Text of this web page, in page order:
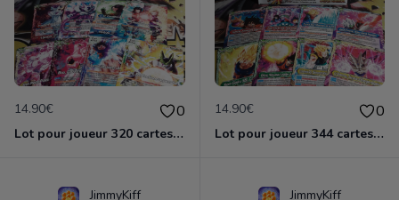
14.90€ 0
Lot pour joueur 320 cartes C-UC BT9 Universal Onslaught / Dragon Ball Super Card Game
14.90€ 0
Lot pour joueur 344 cartes C-UC BT10 Rise of Unison Warrior / Dragon Ball Super Card Game
JimmyKiff JimmyKiff